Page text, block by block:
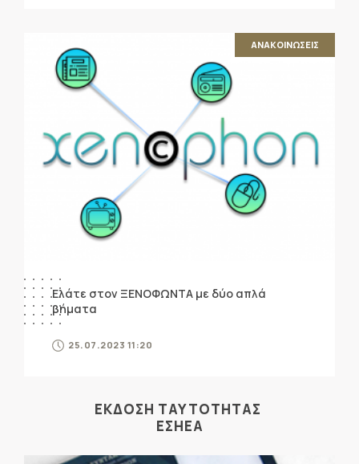
ΑΝΑΚΟΙΝΩΣΕΙΣ
Ελάτε στον ΞΕΝΟΦΩΝΤΑ με δύο απλά
βήματα
25.07.2023 11:20
ΕΚΔΟΣΗ ΤΑΥΤΟΤΗΤΑΣ
ΕΣΗΕΑ